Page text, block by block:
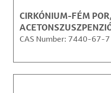
CIRKÓNIUM-FÉM
CAS Number: 7440-67-7